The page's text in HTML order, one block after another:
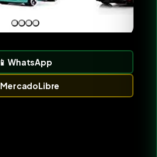
📱WhatsApp
MercadoLibre